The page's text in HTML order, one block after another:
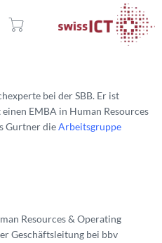
bei der SBB. Er ist
EMBA in Human Resources
Gurtner dieArbeitsgruppe
Resources & Operating
Geschäftsleitung bei bbv